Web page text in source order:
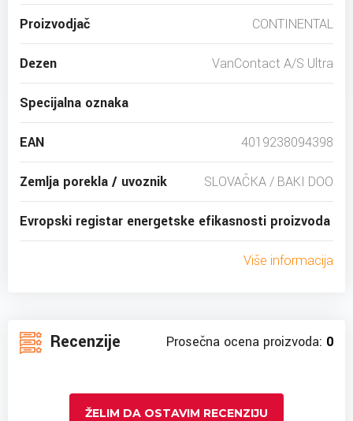
Proizvodjač CONTINENTAL
Dezen VanContact A/S Ultra
Specijalna oznaka
EAN 4019238094398
Zemlja porekla / uvoznik SLOVAČKA / BAKI DOO
Evropski registar energetske efikasnosti proizvoda
Više informacija
Recenzije Prosečna ocena proizvoda: 0
ŽELIM DA OSTAVIM RECENZIJU